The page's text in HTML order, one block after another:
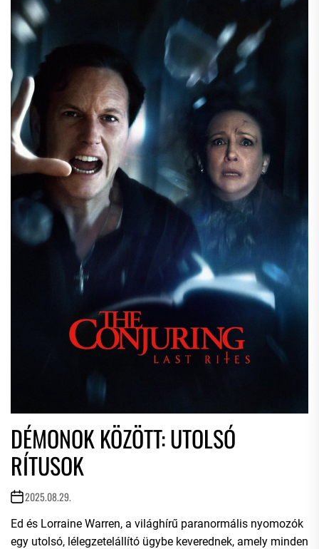
DÉMONOK KÖZÖTT: UTOLSÓ
RÍTUSOK
2025.08.29.
Ed és Lorraine Warren, a világhírű paranormális nyomozók
egy utolsó, lélegzetelállító ügybe keverednek, amely minden